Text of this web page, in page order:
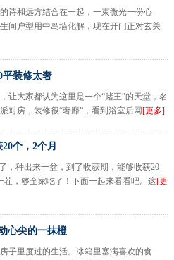
诗和远方结合在一起，一束微光一份心
间户型用中岛墙化解，现在开门正对玄关
平装修太奢
让大家都认为这里是一个“赌王”的天堂，名
对房，装修很“奢靡”，看到浴室后网 [更多]
个，2个月
，种出来一盆，到了收获期，能够收获20
，够全家吃了！下面一起来看看吧。这[更
心尖的一抹橙
子里度过的生活。冰箱里塞满喜欢的食